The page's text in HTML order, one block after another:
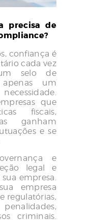
precisa de
confiança é
cada vez
selo de
um
que
fiscais,
ganham
e se
e
legal e
empresa.
empresa
regulatórias,
criminais.